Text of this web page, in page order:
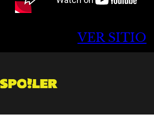
VER SITIO